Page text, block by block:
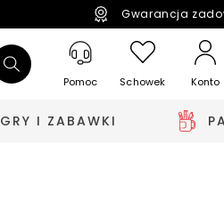
Gwarancja
Pomoc Schowek Konto
GRY I ZABAWKI